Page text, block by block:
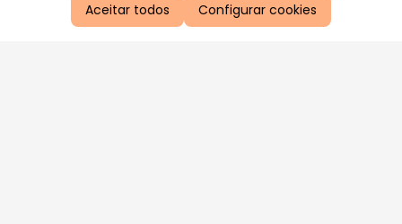
Aceitar todos Configurar cookies